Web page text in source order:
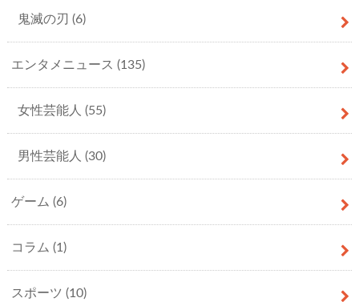
鬼滅の刃 (6)
エンタメニュース (135)
女性芸能人 (55)
男性芸能人 (30)
ゲーム (6)
コラム (1)
スポーツ (10)